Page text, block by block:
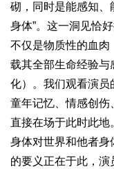
砌，同时是能感知、
身体”。这一洞见恰
不仅是物质性的血肉
载其全部生命经验与
化）。我们观看演员
童年记忆、情感创伤
直接在场于此时此地
身体对世界和他者身
的要义正在于此，演